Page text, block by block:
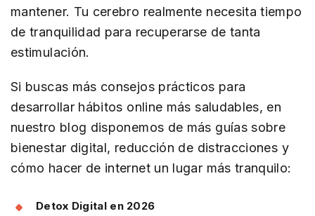
mantener. Tu cerebro realmente necesita tiempo
de tranquilidad para recuperarse de tanta
estimulación.
Si buscas más consejos prácticos para
desarrollar hábitos online más saludables, en
nuestro blog disponemos de más guías sobre
bienestar digital, reducción de distracciones y
cómo hacer de internet un lugar más tranquilo:
Detox Digital en 2026